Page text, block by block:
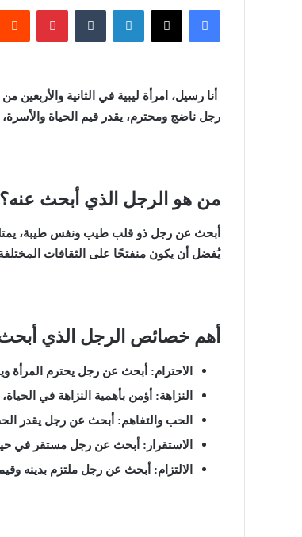
فيسبوك لينكدإن بينتيريست
أنا رسيل، امرأة ليبية في الثانية
رجل ناضج ومحترم، يقدر قيم الحياة
من هو الرجل الذي أبحث عنه؟
أبحث عن رجل ذو قلب طيب ونفس طيبة، يمتلك
يُفضل أن يكون منفتحًا على الثقافات
أهم خصائص الرجل الذي
الاحترام: أبحث عن رجل يحترم المرأة
النزاهة: أؤمن بأهمية النزاهة في
الحب والتفاهم: أبحث عن رجل يقدر
الاستقرار: أبحث عن رجل مستقر في
الالتزام: أبحث عن رجل ملتزم بدينه